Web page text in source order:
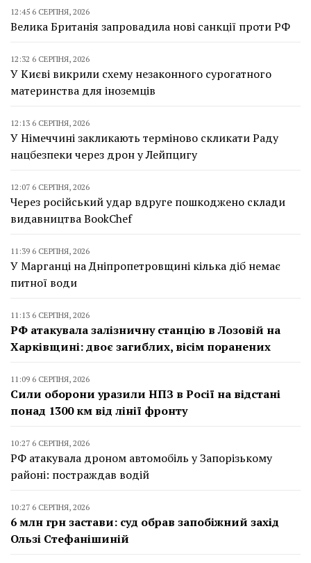
12:45 6 СЕРПНЯ, 2026
Велика Британія запровадила нові санкції проти РФ
12:32 6 СЕРПНЯ, 2026
У Києві викрили схему незаконного сурогатного
материнства для іноземців
12:13 6 СЕРПНЯ, 2026
У Німеччині закликають терміново скликати Раду
нацбезпеки через дрон у Лейпцигу
12:07 6 СЕРПНЯ, 2026
Через російський удар вдруге пошкоджено склади
видавництва BookChef
11:39 6 СЕРПНЯ, 2026
У Марганці на Дніпропетровщині кілька діб немає
питної води
11:13 6 СЕРПНЯ, 2026
РФ атакувала залізничну станцію в Лозовій на
Харківщині: двоє загиблих, вісім поранених
11:09 6 СЕРПНЯ, 2026
Сили оборони уразили НПЗ в Росії на відстані
понад 1300 км від лінії фронту
10:27 6 СЕРПНЯ, 2026
РФ атакувала дроном автомобіль у Запорізькому
районі: постраждав водій
10:27 6 СЕРПНЯ, 2026
6 млн грн застави: суд обрав запобіжний захід
Ользі Стефанішиній